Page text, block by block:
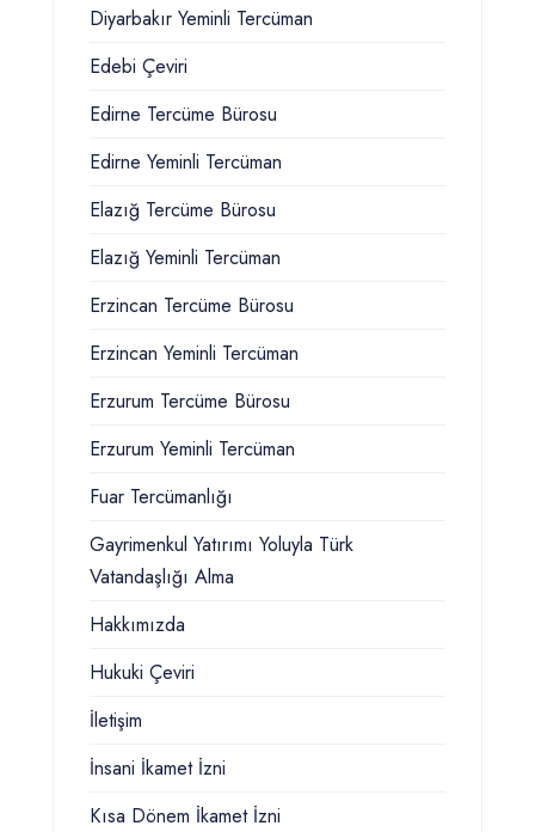
Diyarbakır Yeminli Tercüman
Edebi Çeviri
Edirne Tercüme Bürosu
Edirne Yeminli Tercüman
Elazığ Tercüme Bürosu
Elazığ Yeminli Tercüman
Erzincan Tercüme Bürosu
Erzincan Yeminli Tercüman
Erzurum Tercüme Bürosu
Erzurum Yeminli Tercüman
Fuar Tercümanlığı
Gayrimenkul Yatırımı Yoluyla Türk
Vatandaşlığı Alma
Hakkımızda
Hukuki Çeviri
İletişim
İnsani İkamet İzni
Kısa Dönem İkamet İzni